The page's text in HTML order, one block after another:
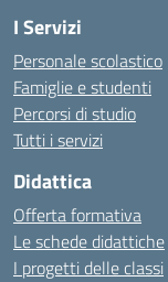
I Servizi
Personale scolastico
Famiglie e studenti
Percorsi di studio
Tutti i servizi
Didattica
Offerta formativa
Le schede didattiche
I progetti delle classi